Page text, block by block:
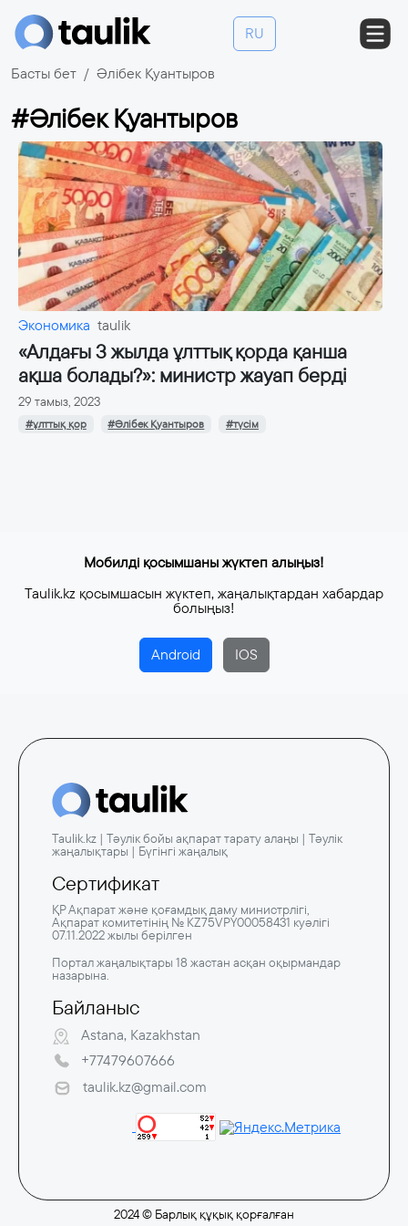
RU
Басты бет Әлібек Қуантыров
#Әлібек Қуантыров
Экономика taulik
«Алдағы 3 жылда ұлттық қорда қанша
ақша болады?»: министр жауап берді
29 тамыз, 2023
#ұлттық қор #Әлібек Қуантыров #түсім
Мобилді қосымшаны жүктеп алыңыз!
Taulik.kz қосымшасын жүктеп, жаңалықтардан хабардар
болыңыз!
Android IOS
Taulik.kz | Тәулік бойы ақпарат тарату алаңы | Тәулік
жаңалықтары | Бүгінгі жаңалық
Сертификат
ҚР Ақпарат және қоғамдық даму министрлігі,
Ақпарат комитетінің № KZ75VPY00058431 куәлігі
07.11.2022 жылы берілген
Портал жаңалықтары 18 жастан асқан оқырмандар
назарына.
Байланыс
Astana, Kazakhstan
+77479607666
taulik.kz@gmail.com
2024 © Барлық құқық қорғалған